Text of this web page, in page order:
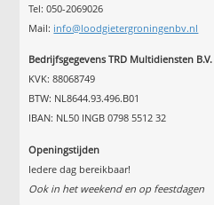
Tel: 050-2069026
Mail: info@loodgietergroningenbv.nl
Bedrijfsgegevens TRD Multidiensten B.V.
KVK: 88068749
BTW: NL8644.93.496.B01
IBAN: NL50 INGB 0798 5512 32
Openingstijden
Iedere dag bereikbaar!
Ook in het weekend en op feestdagen